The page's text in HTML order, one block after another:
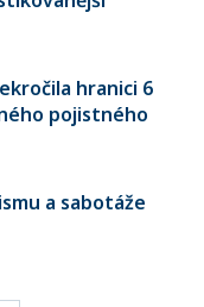
hranici 6
pojistného
a sabotáže